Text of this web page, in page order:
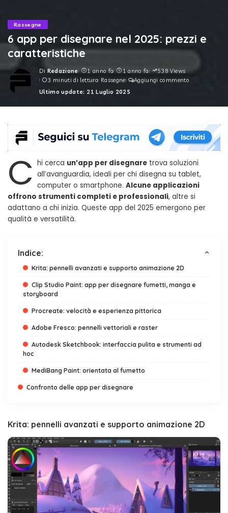
Rassegne
6 app per disegnare nel 2025: prezzi e
caratteristiche
Posted
by
Di Redazione 1 anno fa 1 anno fa
538 Views
3 minuti di lettura Rassegne
Aggiungi commento
Ultimo update: 21 Luglio 2025
C hi cerca un’app per disegnaretrova soluzioni
all’avanguardia, ideali per chi disegna su tablet,
computer o smartphone. Alcune applicazioni
offrono strumenti completi e professionali, altre si
adattano a chi inizia. Queste app del 2025 emergono per
qualità e versatilità.
Indice:
Krita: pennelli avanzati e supporto animazione 2D
Clip Studio Paint: app per disegnare fumetti, manga e
storyboard
Procreate: velocità e esperienza pittorica
Adobe Fresco: pennelli vettoriali e raster
Autodesk Sketchbook: interfaccia pulita e strumenti ad
hoc
MediBang Paint: orientata al fumetto
Confronto delle app per disegnare
Krita: pennelli avanzati e supporto animazione 2D